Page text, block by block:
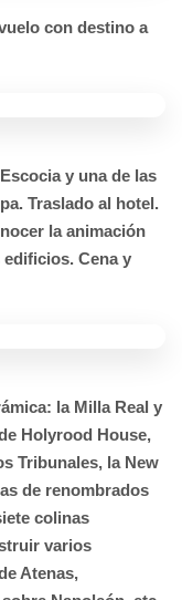
con destino a
y una de las
Traslado al hotel.
la animación
Cena y
la Milla Real y
Holyrood House,
Tribunales, la New
de renombrados
colinas
varios
Atenas,